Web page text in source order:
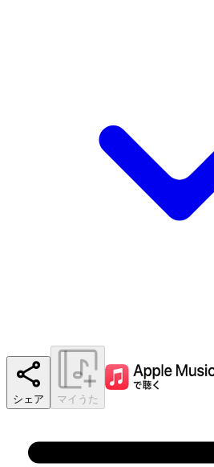
シェア マイうた